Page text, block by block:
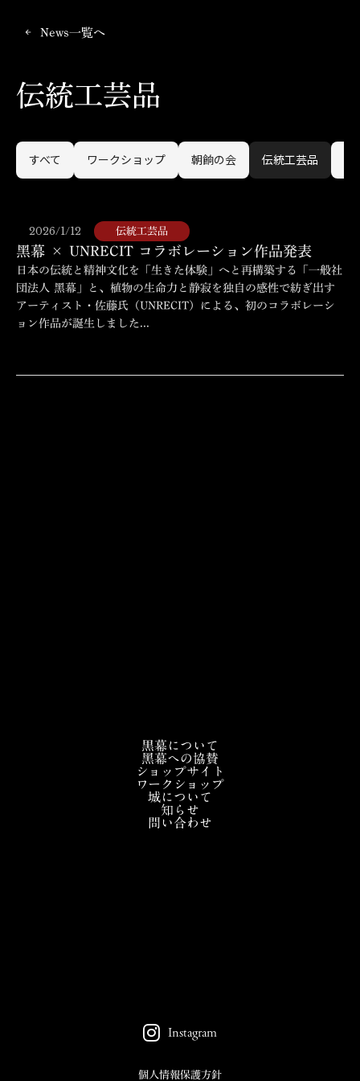
arrow_back News一覧へ
伝統工芸品
すべて ワークショップ 朝餉の会 伝統工芸品
2026/1/12 伝統工芸品
黑幕 × UNRECIT コラボレーション作品発表
日本の伝統と精神文化を「生きた体験」へと再構築する「一般社
団法人 黑幕」と、植物の生命力と静寂を独自の感性で紡ぎ出す
アーティスト・佐藤氏（UNRECIT）による、初のコラボレーシ
ョン作品が誕生しました...
黒幕について
黑幕への協賛
ショップサイト
ワークショップ
城について
知らせ
問い合わせ
Instagram
個人情報保護方針